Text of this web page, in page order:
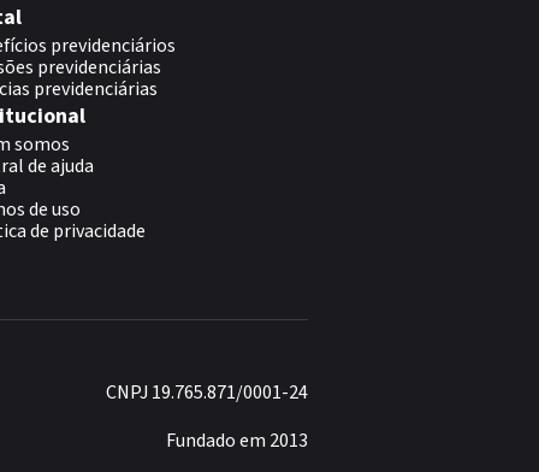
previdenciários
previdenciárias
previdenciárias
somos
de ajuda
de uso
de privacidade
CNPJ 19.765.871/0001-24
Fundado em 2013